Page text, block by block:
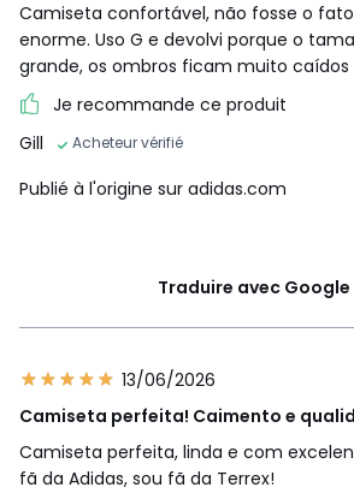
Camiseta confortável, não fosse o
enorme. Uso G e devolvi porque o
grande, os ombros ficam muito caídos
Je recommande ce produit
Gill
Acheteur vérifié
Publié à l'origine sur adidas.com
Traduire avec Google
13/06/2026
Camiseta perfeita! Caimento e
Camiseta perfeita, linda e com
fã da Adidas, sou fã da Terrex!